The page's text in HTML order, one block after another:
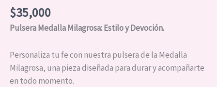
$35,000
Pulsera Medalla Milagrosa: Estilo y Devoción.
Personaliza tu fe con nuestra pulsera de la Medalla
Milagrosa, una pieza diseñada para durar y acompañarte
en todo momento.